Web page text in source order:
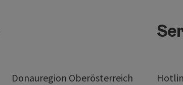
Donauregion Oberösterreich